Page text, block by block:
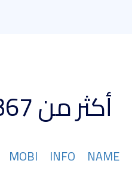
أكثر من 367 تتوفر امتدادات نطاقات كبيرة
NAME
INFO
MOBI